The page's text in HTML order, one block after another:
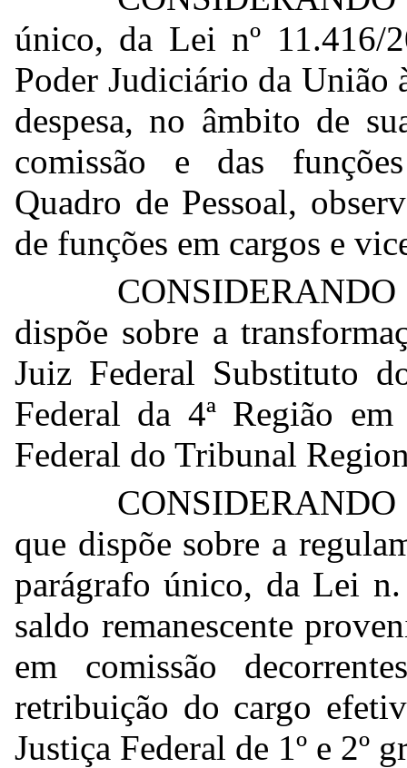
único, da Lei nº 11.416/
Poder Judiciário da União
despesa, no âmbito de
comissão e das
Quadro de Pessoal,
de funções em cargos e
dispõe sobre a
Juiz Federal Substituto
Federal da 4ª Região
Federal do Tribunal
que dispõe sobre a
parágrafo único, da Lei
saldo remanescente
em comissão
retribuição do cargo
Justiça Federal de 1º e 2º